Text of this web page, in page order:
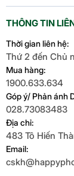
THÔNG TIN
Thời gian liên hệ:
Thứ 2 đến Chủ
Mua hàng:
1900.633.634
Góp ý/ Phản ánh
028.73083483
Địa chỉ:
483 Tô Hiến
Email: